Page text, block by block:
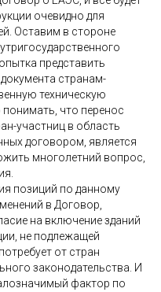
очевидно для
Оставим в стороне
представить
странам-
техническую
что перенос
участниц в область
договором, является
многолетний вопрос,
позиций по данному
в Договор,
на включение зданий
не подлежащей
от стран
законодательства. И
фактор по